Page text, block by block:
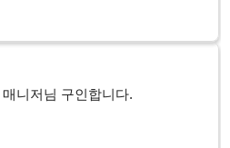
니저님 구인합니다.